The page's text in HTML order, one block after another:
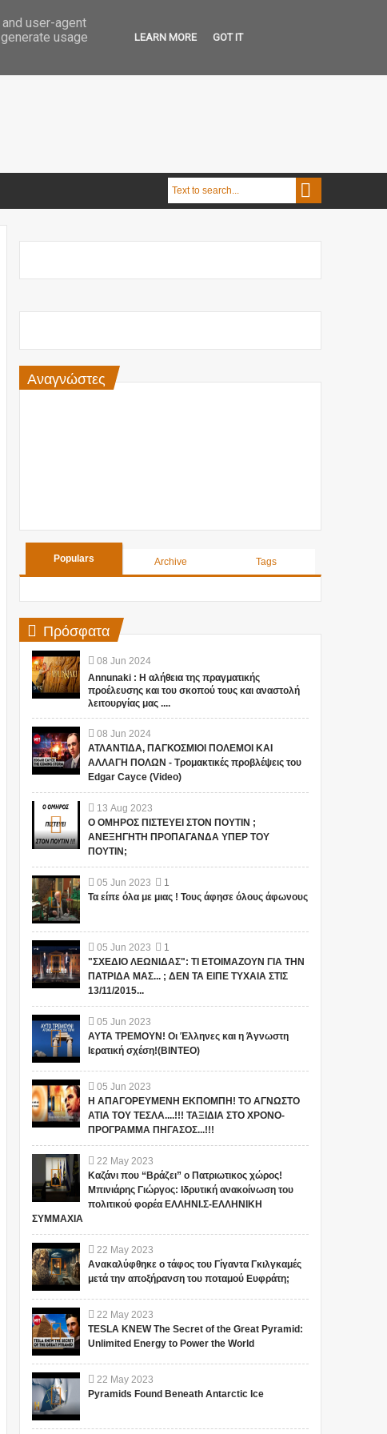
Αναγνώστες
Populars Archive Tags
Πρόσφατα
08 Jun 2024
Annunaki : Η αλήθεια της πραγματικής
προέλευσης και του σκοπού τους και αναστολή
λειτουργίας μας ....
08 Jun 2024
ΑΤΛΑΝΤΙΔΑ, ΠΑΓΚΟΣΜΙΟΙ ΠΟΛΕΜΟΙ ΚΑΙ
ΑΛΛΑΓΗ ΠΟΛΩΝ - Τρομακτικές προβλέψεις του
Edgar Cayce (Video)
13 Aug 2023
Ο ΟΜΗΡΟΣ ΠΙΣΤΕΥΕΙ ΣΤΟΝ ΠΟΥΤΙΝ ;
ΑΝΕΞΗΓΗΤΗ ΠΡΟΠΑΓΑΝΔΑ ΥΠΕΡ ΤΟΥ
ΠΟΥΤΙΝ;
05 Jun 2023
1
Τα είπε όλα με μιας ! Τους άφησε όλους άφωνους
05 Jun 2023
1
"ΣΧΕΔΙΟ ΛΕΩΝΙΔΑΣ": ΤΙ ΕΤΟΙΜΑΖΟΥΝ ΓΙΑ ΤΗΝ
ΠΑΤΡΙΔΑ ΜΑΣ... ; ΔΕΝ ΤΑ ΕΙΠΕ ΤΥΧΑΙΑ ΣΤΙΣ
13/11/2015...
05 Jun 2023
ΑΥΤΑ ΤΡΕΜΟΥΝ! Οι Έλληνες και η Άγνωστη
Ιερατική σχέση!(ΒΙΝΤΕΟ)
05 Jun 2023
Η ΑΠΑΓΟΡΕΥΜΕΝΗ ΕΚΠΟΜΠΗ! ΤΟ ΑΓΝΩΣΤΟ
ΑΤΙΑ ΤΟΥ ΤΕΣΛΑ....!!! ΤΑΞΙΔΙΑ ΣΤΟ ΧΡΟΝΟ-
ΠΡΟΓΡΑΜΜΑ ΠΗΓΑΣΟΣ...!!!
22 May 2023
Καζάνι που “Βράζει” ο Πατριωτικος χώρος!
Μπινιάρης Γιώργος: Ιδρυτική ανακοίνωση του
πολιτικού φορέα ΕΛΛΗΝΙ.Σ-ΕΛΛΗΝΙΚΗ
ΣΥΜΜΑΧΙΑ
22 May 2023
Ανακαλύφθηκε ο τάφος του Γίγαντα Γκιλγκαμές
μετά την αποξήρανση του ποταμού Ευφράτη;
22 May 2023
TESLA KNEW The Secret of the Great Pyramid:
Unlimited Energy to Power the World
22 May 2023
Pyramids Found Beneath Antarctic Ice
user-agent
usage
LEARN MORE GOT IT